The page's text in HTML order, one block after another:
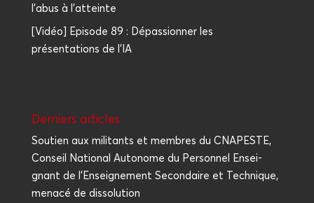
l'abus à l'atteinte
[Vidéo] Episode 89 : Dépassionner les
présentations de l'IA
Der­niers articles
Sou­tien aux mili­tants et membres du CNAPESTE,
Conseil Natio­nal Auto­nome du Per­son­nel Ensei­
gnant de l’Enseignement Secon­daire et Tech­nique,
mena­cé de dissolution